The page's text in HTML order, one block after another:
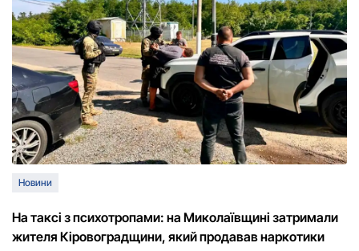
Новини
На таксі з психотропами: на Миколаївщині затримали
жителя Кіровоградщини, який продавав наркотики